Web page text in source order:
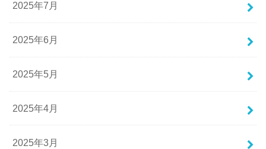
2025年7月
2025年6月
2025年5月
2025年4月
2025年3月